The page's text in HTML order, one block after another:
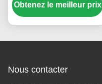
avec résolution de
1920x360 pixels,
et luminosité de
Obtenez le meilleur prix
Nous contacter